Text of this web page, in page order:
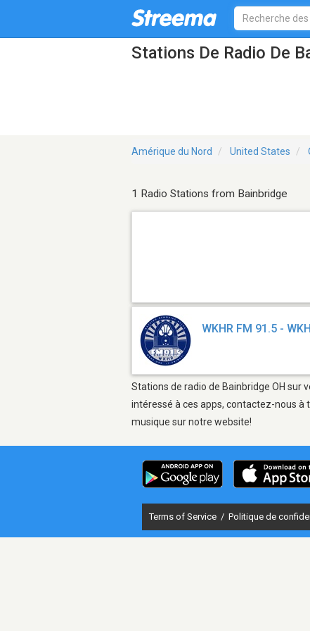
Stations De Radio De
Amérique du Nord United States
1 Radio Stations from Bainbridge
WKHR FM 91.5 -
Stations de radio de Bainbridge OH sur
intéressé à ces apps, contactez-nous à
musique sur notre website!
Terms of Service / Politique de